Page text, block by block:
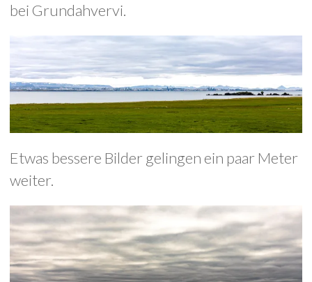
bei Grundahvervi.
Etwas bessere Bilder gelingen ein paar Meter
weiter.